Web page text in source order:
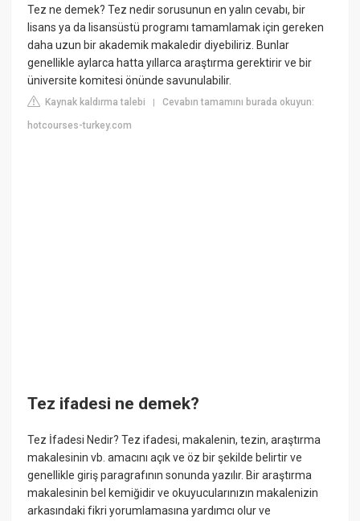
Tez ne demek? Tez nedir sorusunun en yalın cevabı, bir
lisans ya da lisansüstü programı tamamlamak için gereken
daha uzun bir akademik makaledir diyebiliriz. Bunlar
genellikle aylarca hatta yıllarca araştırma gerektirir ve bir
üniversite komitesi önünde savunulabilir.
Kaynak kaldırma talebi |Cevabın tamamını burada okuyun:
hotcourses-turkey.com
Tez ifadesi ne demek?
Tez İfadesi Nedir? Tez ifadesi, makalenin, tezin, araştırma
makalesinin vb. amacını açık ve öz bir şekilde belirtir ve
genellikle giriş paragrafının sonunda yazılır. Bir araştırma
makalesinin bel kemiğidir ve okuyucularınızın makalenizin
arkasındaki fikri yorumlamasına yardımcı olur ve